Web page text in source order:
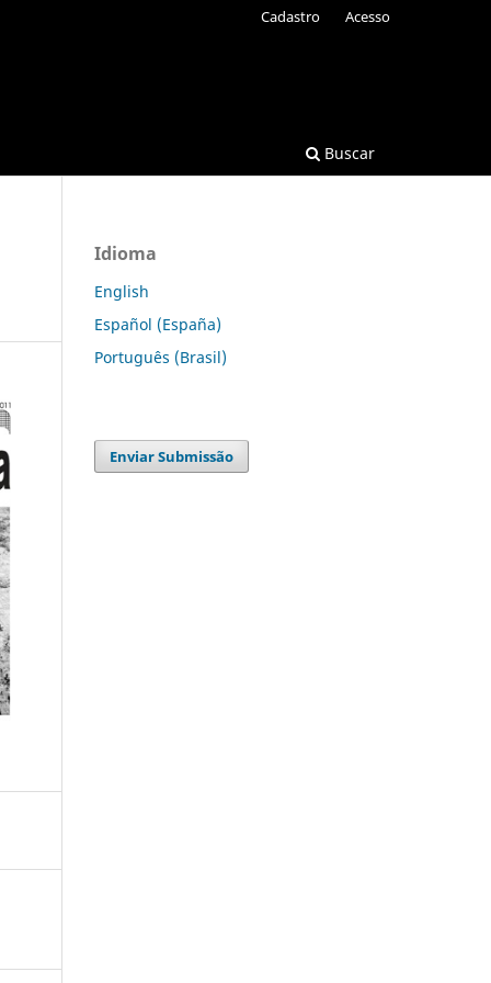
Buscar
Cadastro Acesso
Idioma
English
Español (España)
Português (Brasil)
Enviar Submissão